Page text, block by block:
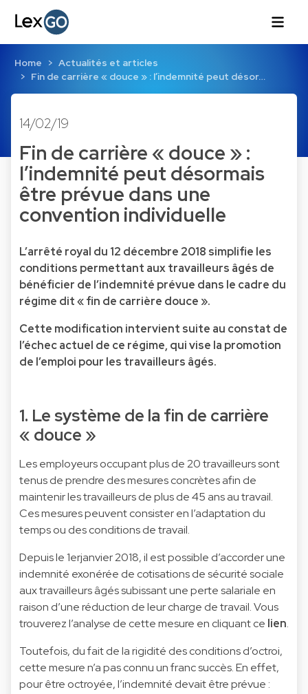
Home
Actualités et articles
Fin de carrière « douce » : l’indemnité peut désor…
14/02/19
Fin de carrière « douce » :
l’indemnité peut désormais
être prévue dans une
convention individuelle
L’arrêté royal du 12 décembre 2018 simplifie les
conditions permettant aux travailleurs âgés de
bénéficier de l’indemnité prévue dans le cadre du
régime dit « fin de carrière douce ».
Cette modification intervient suite au constat de
l’échec actuel de ce régime, qui vise la promotion
de l’emploi pour les travailleurs âgés.
1. Le système de la fin de carrière
« douce »
Les employeurs occupant plus de 20 travailleurs sont
tenus de prendre des mesures concrètes afin de
maintenir les travailleurs de plus de 45 ans au travail.
Ces mesures peuvent consister en l’adaptation du
temps ou des conditions de travail.
Depuis le 1erjanvier 2018, il est possible d’accorder une
indemnité exonérée de cotisations de sécurité sociale
aux travailleurs âgés subissant une perte salariale en
raison d’une réduction de leur charge de travail. Vous
trouverez l’analyse de cette mesure en cliquant ce lien.
Toutefois, du fait de la rigidité des conditions d’octroi,
cette mesure n’a pas connu un franc succès. En effet,
pour être octroyée, l’indemnité devait être prévue :